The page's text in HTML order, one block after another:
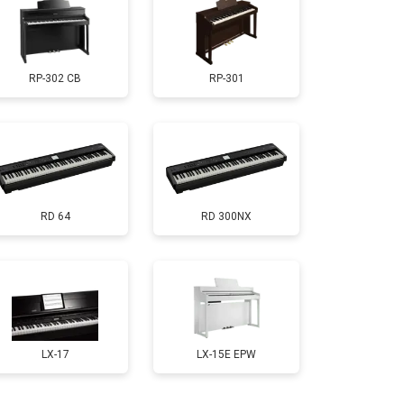
1800 ₽ Заказать
1200 ₽ Заказать
2000 ₽ Заказать
Заказать
1200 ₽
RP-302 CB RP-301
RD 64 RD 300NX
LX-17 LX-15E EPW